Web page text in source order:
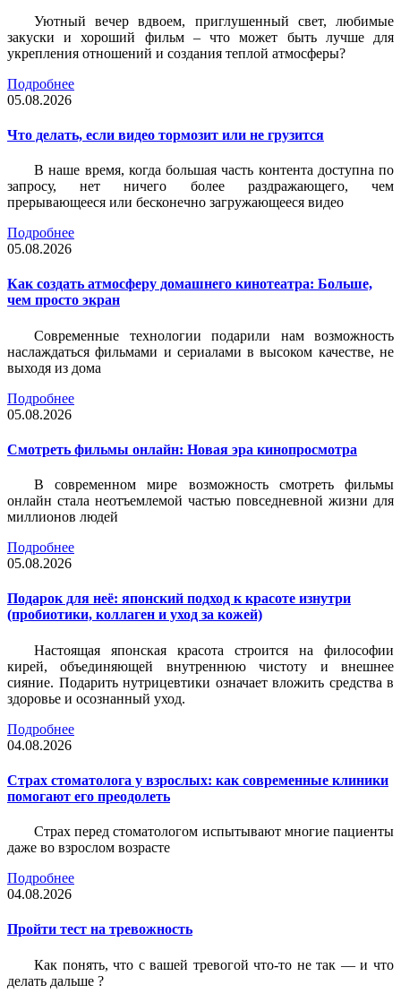
Уютный вечер вдвоем, приглушенный свет, любимые
закуски и хороший фильм – что может быть лучше для
укрепления отношений и создания теплой атмосферы?
Подробнее
05.08.2026
Что делать, если видео тормозит или не грузится
В наше время, когда большая часть контента доступна по
запросу, нет ничего более раздражающего, чем
прерывающееся или бесконечно загружающееся видео
Подробнее
05.08.2026
Как создать атмосферу домашнего кинотеатра: Больше,
чем просто экран
Современные технологии подарили нам возможность
наслаждаться фильмами и сериалами в высоком качестве, не
выходя из дома
Подробнее
05.08.2026
Смотреть фильмы онлайн: Новая эра кинопросмотра
В современном мире возможность смотреть фильмы
онлайн стала неотъемлемой частью повседневной жизни для
миллионов людей
Подробнее
05.08.2026
Подарок для неё: японский подход к красоте изнутри
(пробиотики, коллаген и уход за кожей)
Настоящая японская красота строится на философии
кирей, объединяющей внутреннюю чистоту и внешнее
сияние. Подарить нутрицевтики означает вложить средства в
здоровье и осознанный уход.
Подробнее
04.08.2026
Страх стоматолога у взрослых: как современные клиники
помогают его преодолеть
Страх перед стоматологом испытывают многие пациенты
даже во взрослом возрасте
Подробнее
04.08.2026
Пройти тест на тревожность
Как понять, что с вашей тревогой что-то не так — и что
делать дальше ?